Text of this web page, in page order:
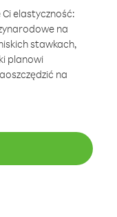
elastyczność:
na
stawkach,
planowi
na